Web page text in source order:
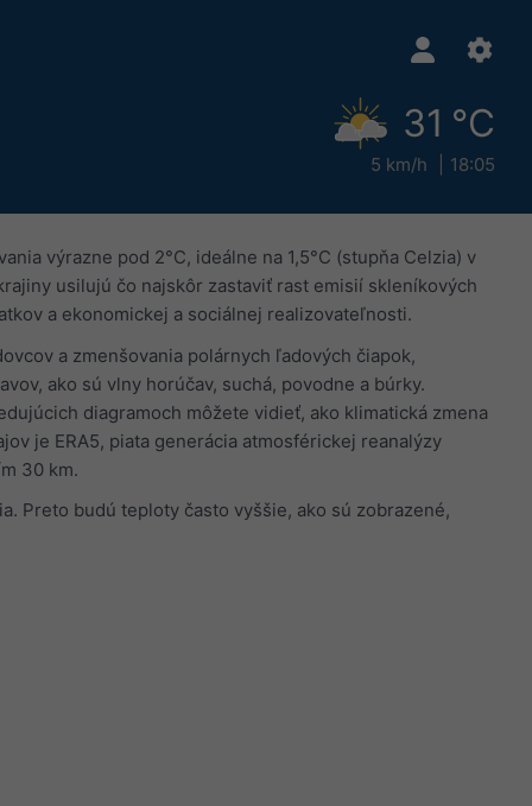
31 °C
5 km/h 18:05
výrazne pod 2°C, ideálne na 1,5°C (stupňa Celzia) v
usilujú čo najskôr zastaviť rast emisií skleníkových
a ekonomickej a sociálnej realizovateľnosti.
a zmenšovania polárnych ľadových čiapok,
ako sú vlny horúčav, suchá, povodne a búrky.
diagramoch môžete vidieť, ako klimatická zmena
je ERA5, piata generácia atmosférickej reanalýzy
30 km.
Preto budú teploty často vyššie, ako sú zobrazené,